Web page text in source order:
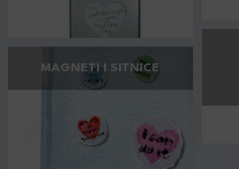
MAGNETI I SITNICE